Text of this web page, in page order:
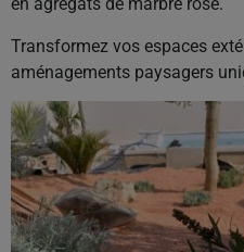
en agrégats de marbre rose.
Transformez vos espaces
aménagements paysagers